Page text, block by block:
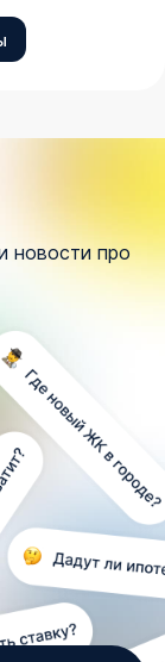
новости про